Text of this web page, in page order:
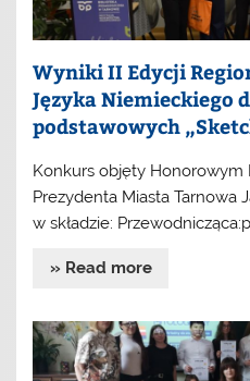
Wyniki II Edycji
Języka Niemieckiego
podstawowych
Konkurs objęty Honorowym
Prezydenta Miasta Tarnowa
w składzie:
» Read more